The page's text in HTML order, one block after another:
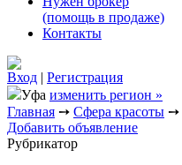
(помощь в продаже)
Контакты
Вход | Регистрация
Уфа изменить регион »
Главная ➙ Сфера красоты ➙
Добавить объявление
Рубрикатор